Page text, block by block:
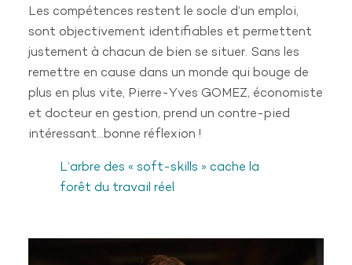
Les compétences restent le socle d’un emploi,
sont objectivement identifiables et permettent
justement à chacun de bien se situer. Sans les
remettre en cause dans un monde qui bouge de
plus en plus vite, Pierre-Yves GOMEZ, économiste
et docteur en gestion, prend un contre-pied
intéressant…bonne réflexion !
L’arbre des « soft-skills » cache la
forêt du travail réel
Chargé d’administration du Personnel
Technico commercial itinérant PME
Technicien Multitechnique
RÉSEAUX SOCIAUX
Mentions légales